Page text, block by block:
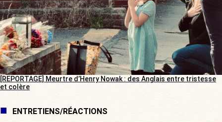
[REPORTAGE] Meurtre d’Henry Nowak : des Anglais entre tristesse
et colère
ENTRETIENS/RÉACTIONS